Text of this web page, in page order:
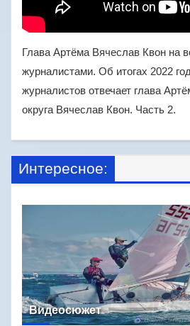
Глава Артёма Вячеслав Квон на
журналистами. Об итогах 2022
журналистов отвечает глава
округа Вячеслав Квон. Часть 2.
Интересное:
Видеосюжет